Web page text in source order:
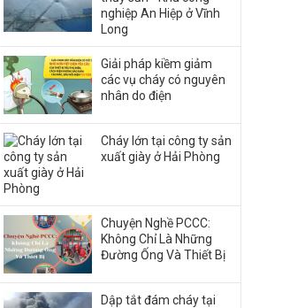
nghiệp An Hiệp ở Vĩnh
Long
Giải pháp kiềm giảm
các vụ cháy có nguyên
nhân do điện
Cháy lớn tại công ty sản
xuất giày ở Hải Phòng
Chuyện Nghề PCCC:
Không Chỉ Là Những
Đường Ống Và Thiết Bị
Dập tắt đám cháy tại